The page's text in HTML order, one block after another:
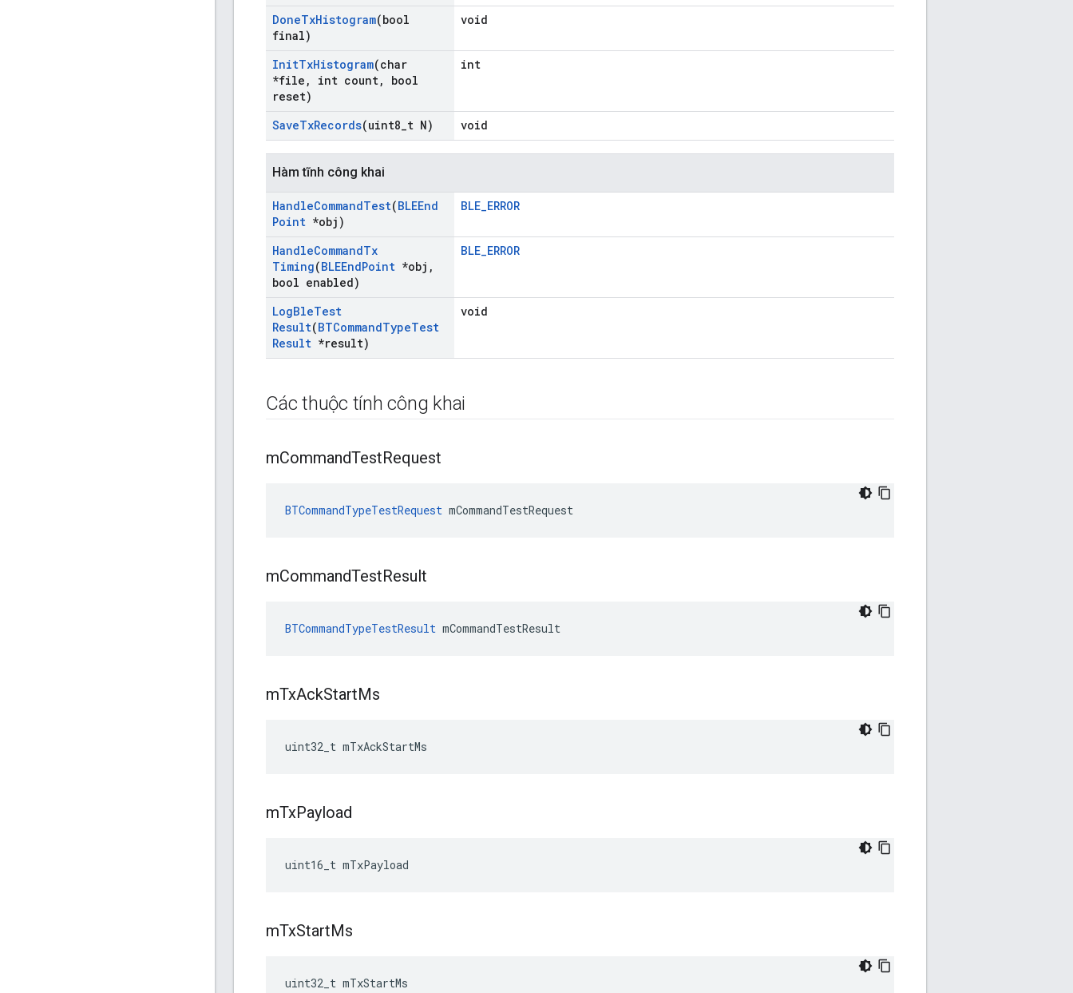
DoneTxHistogram(bool
final)
void
InitTxHistogram(char
*file , int count,
bool
reset)
int
SaveTxRecords(uint8 t N) void
Hàm tĩnh công khai
HandleCommandTest(BLEEnd
Point *obj)
BLE_ERROR
HandleCommandTx
Timing(BLEEndPoint *obj ,
bool enabled)
BLE_ERROR
LogBleTest
Result(BTCommandTypeTest
Result *result)
void
Các thuộc tính công khai
mCommandTestRequest
BTCommandTypeTestRequest mCommandTestRequest
mCommandTestResult
BTCommandTypeTestResult mCommandTestResult
mTxAckStartMs
uint32_t mTxAckStartMs
mTxPayload
uint16_t mTxPayload
mTxStartMs
uint32_t mTxStartMs